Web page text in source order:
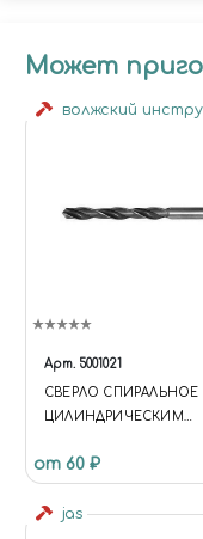
Может
волжский
Арт. 5001021
СВЕРЛО СПИРАЛЬНОЕ
ЦИЛИНДРИЧЕСКИМ
от 60 ₽
jas